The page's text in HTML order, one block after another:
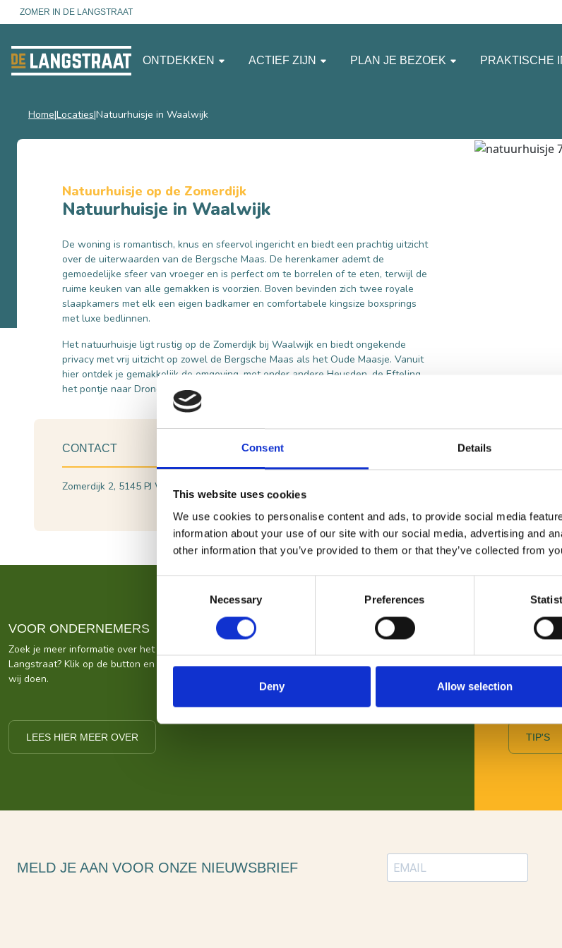
Consent Details
This website uses cookies
We use cookies to personalise content and ads, to provide social media
information about your use of our site with our social media, advertising and
other information that you’ve provided to them or that they’ve collected from
Necessary Preferences
Deny Allow selection
ZOMER IN DE LANGSTRAAT
ONTDEKKEN ACTIEF ZIJN PLAN JE BEZOEK PRAKTISCHE
Home Locaties Natuurhuisje in Waalwijk
Natuurhuisje op de Zomerdijk
Natuurhuisje in Waalwijk
De woning is romantisch, knus en sfeervol ingericht en biedt een prachtig uitzicht
over de uiterwaarden van de Bergsche Maas. De herenkamer ademt de
gemoedelijke sfeer van vroeger en is perfect om te borrelen of te eten, terwijl de
ruime keuken van alle gemakken is voorzien. Boven bevinden zich twee royale
slaapkamers met elk een eigen badkamer en comfortabele kingsize boxsprings
met luxe bedlinnen.
Het natuurhuisje ligt rustig op de Zomerdijk bij Waalwijk en biedt ongekende
privacy met vrij uitzicht op zowel de Bergsche Maas als het Oude Maasje. Vanuit
hier ontdek je gemakkelijk de omgeving, met onder andere Heusden, de Efteling,
het pontje naar Drongelen en de Biesbosch op korte afstand.
CONTACT
Zomerdijk 2, 5145 PJ Waalwijk
Bekijk website
VOOR ONDERNEMERS
Zoek je meer informatie over het bedrijf achter Bezoek De
Langstraat? Klik op de button en kom alles te weten over ons wat
wij doen.
LEES HIER MEER OVER
VOOR
wil je
TIP'S
MELD JE AAN VOOR ONZE NIEUWSBRIEF